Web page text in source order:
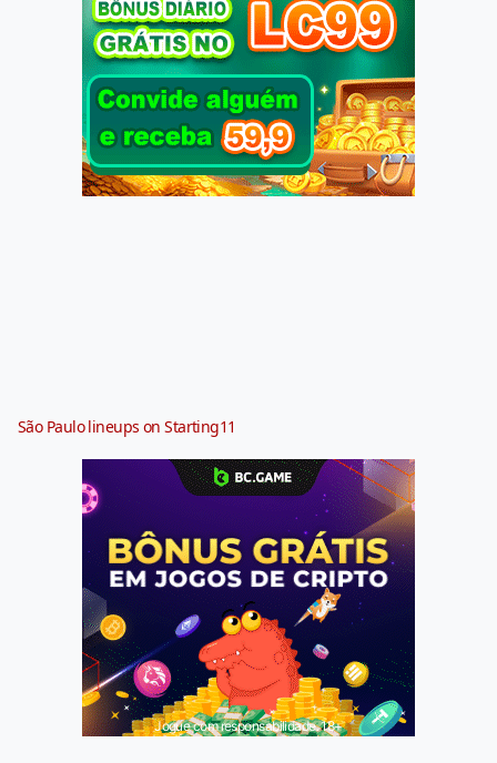
São Paulo lineups on Starting11
Jogue com responsabilidade. 18+